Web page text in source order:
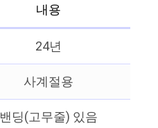
내용
24년
사계절용
밴딩(고무줄) 있음